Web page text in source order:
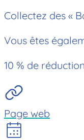
Collectez des «
Vous êtes
10 % de
Page web